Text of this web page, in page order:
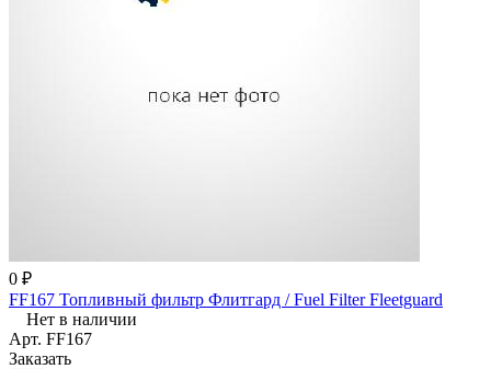
0 ₽
FF167 Топливный фильтр Флитгард / Fuel Filter Fleetguard
Нет в наличии
Арт. FF167
Заказать